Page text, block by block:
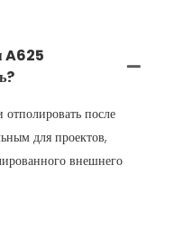
A625
после
для проектов,
внешнего